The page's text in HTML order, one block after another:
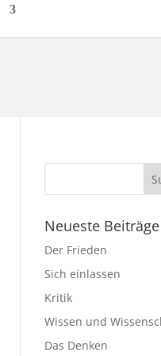
Neueste Beiträge
Der Frieden
Sich einlassen
Kritik
Wissen und
Das Denken